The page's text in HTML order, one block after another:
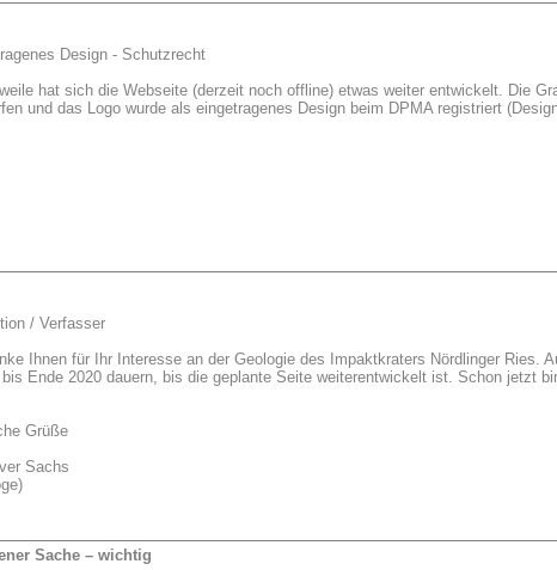
Design - Schutzrecht
hat sich die Webseite (derzeit noch offline) etwas weiter entwickelt. Die
und das Logo wurde als eingetragenes Design beim DPMA registriert
/ Verfasser
Ihnen für Ihr Interesse an der Geologie des Impaktkraters Nördlinger Ries.
Ende 2020 dauern, bis die geplante Seite weiterentwickelt ist. Schon jetzt
Grüße
Sachs
Sache – wichtig